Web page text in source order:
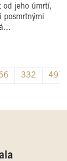
od jeho úmrtí,
posmrtnými
332 497